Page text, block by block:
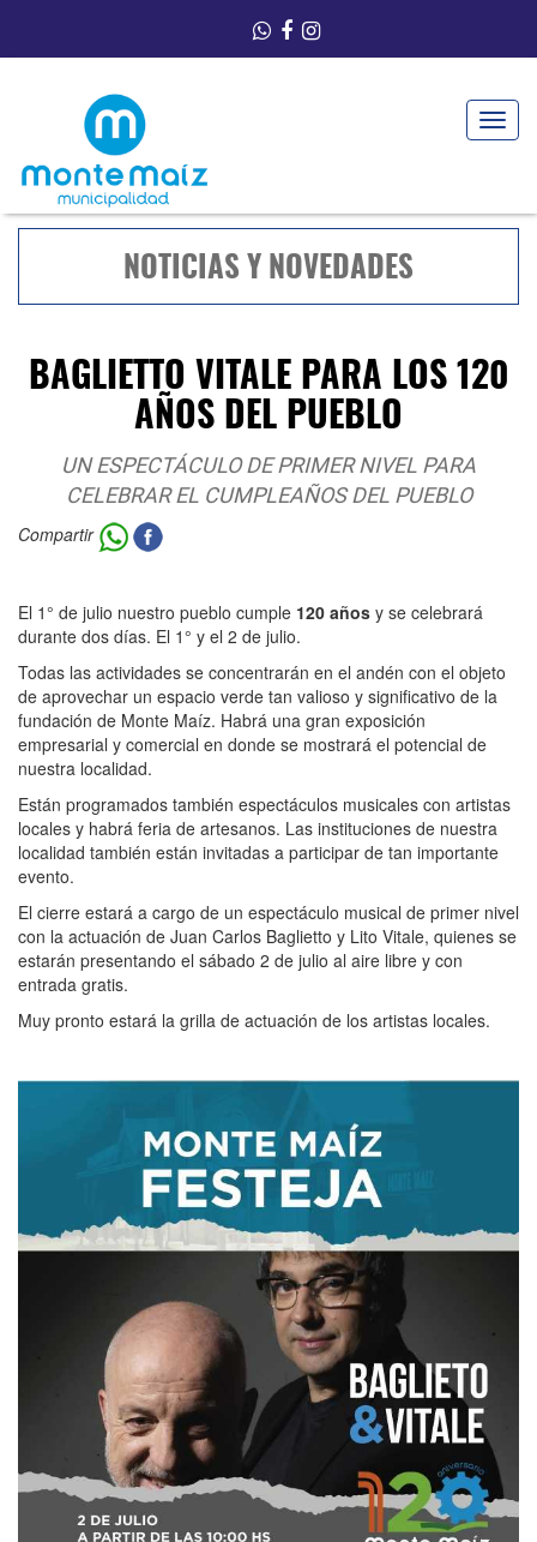
Toggle
NOTICIAS Y NOVEDADES
BAGLIETTO VITALE PARA LOS 120
AÑOS DEL PUEBLO
UN ESPECTÁCULO DE PRIMER NIVEL PARA
CELEBRAR EL CUMPLEAÑOS DEL PUEBLO
Compartir
El 1° de julio nuestro pueblo cumple 120 años y se celebrará
durante dos días. El 1° y el 2 de julio.
Todas las actividades se concentrarán en el andén con el objeto
de aprovechar un espacio verde tan valioso y significativo de la
fundación de Monte Maíz. Habrá una gran exposición
empresarial y comercial en donde se mostrará el potencial de
nuestra localidad.
Están programados también espectáculos musicales con artistas
locales y habrá feria de artesanos. Las instituciones de nuestra
localidad también están invitadas a participar de tan importante
evento.
El cierre estará a cargo de un espectáculo musical de primer nivel
con la actuación de Juan Carlos Baglietto y Lito Vitale, quienes se
estarán presentando el sábado 2 de julio al aire libre y con
entrada gratis.
Muy pronto estará la grilla de actuación de los artistas locales.